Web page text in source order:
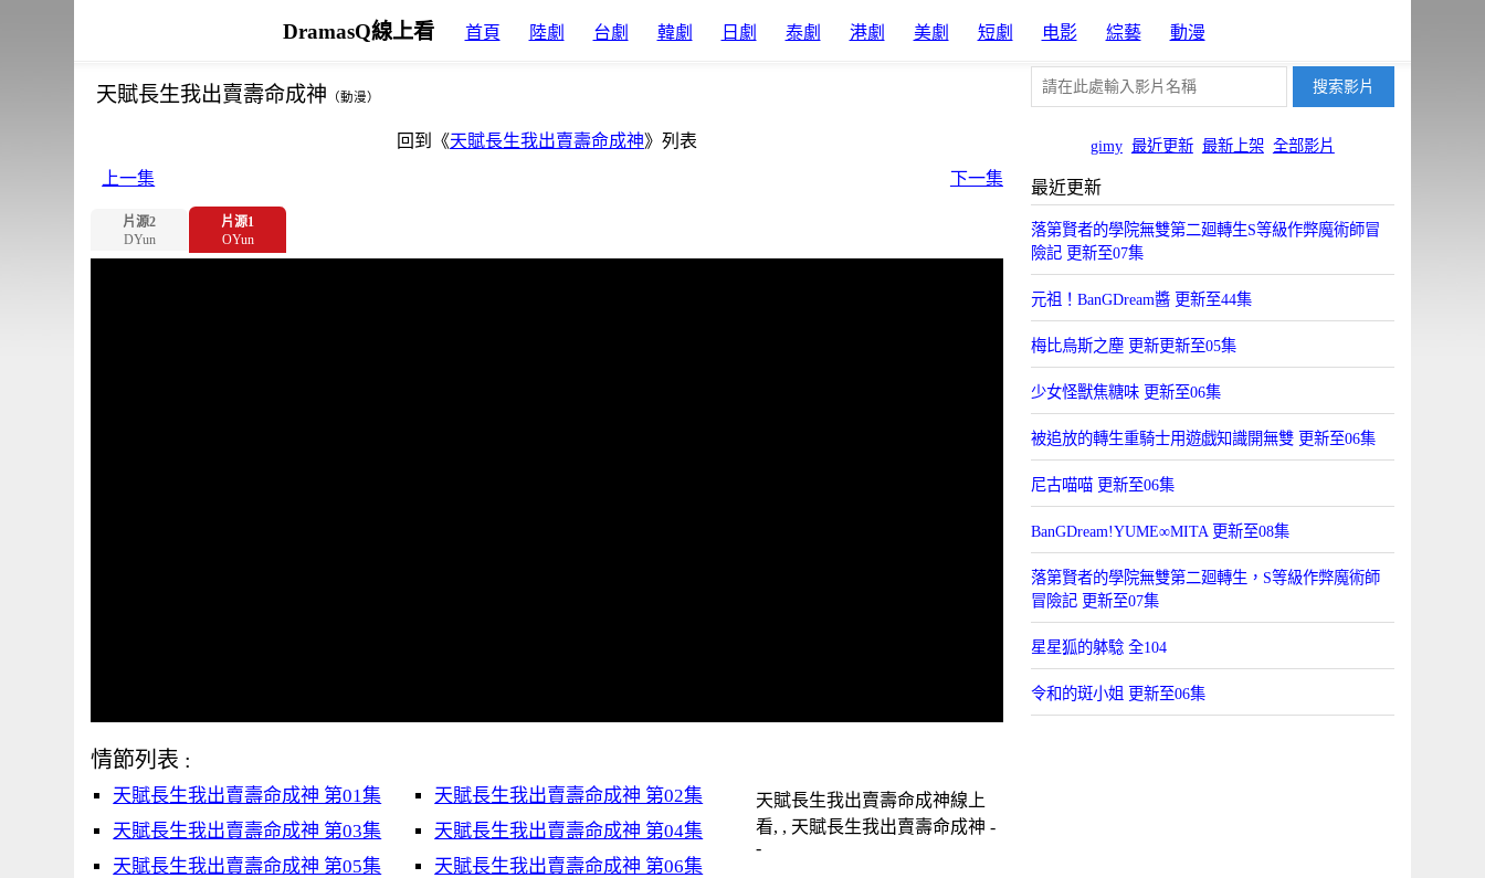
DramasQ線上看 首頁 陸劇 台劇 韓劇 日劇 泰劇 港劇 美劇 短劇 电影 綜藝 動漫
gimy 最近更新 最新上架 全部影片
天賦長生我出賣壽命成神 （動漫）
回到《天賦長生我出賣壽命成神》列表
上一集
下一集
片源2
DYun
片源1
OYun
情節列表 :
天賦長生我出賣壽命成神 第01集
天賦長生我出賣壽命成神 第02集
天賦長生我出賣壽命成神 第03集
天賦長生我出賣壽命成神 第04集
天賦長生我出賣壽命成神 第05集
天賦長生我出賣壽命成神 第06集
天賦長生我出賣壽命成神線上
看, , 天賦長生我出賣壽命成神 -
-
最近更新
落第賢者的學院無雙第二廻轉生S等級作弊魔術師冒
險記 更新至07集
元祖！BanGDream醬 更新至44集
梅比烏斯之塵 更新更新至05集
少女怪獸焦糖味 更新至06集
被追放的轉生重騎士用遊戯知識開無雙 更新至06集
尼古喵喵 更新至06集
BanGDream!YUME∞MITA 更新至08集
落第賢者的學院無雙第二廻轉生，S等級作弊魔術師
冒險記 更新至07集
星星狐的躰騐 全104
令和的斑小姐 更新至06集